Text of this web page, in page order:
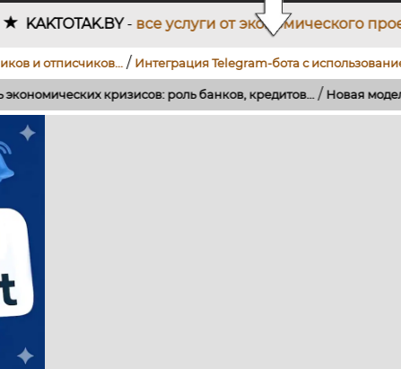
от экономического проектирования до
/Интеграция Telegram-бота с использованием.../Как
роль банков, кредитов.../Новая модель поиска работы и